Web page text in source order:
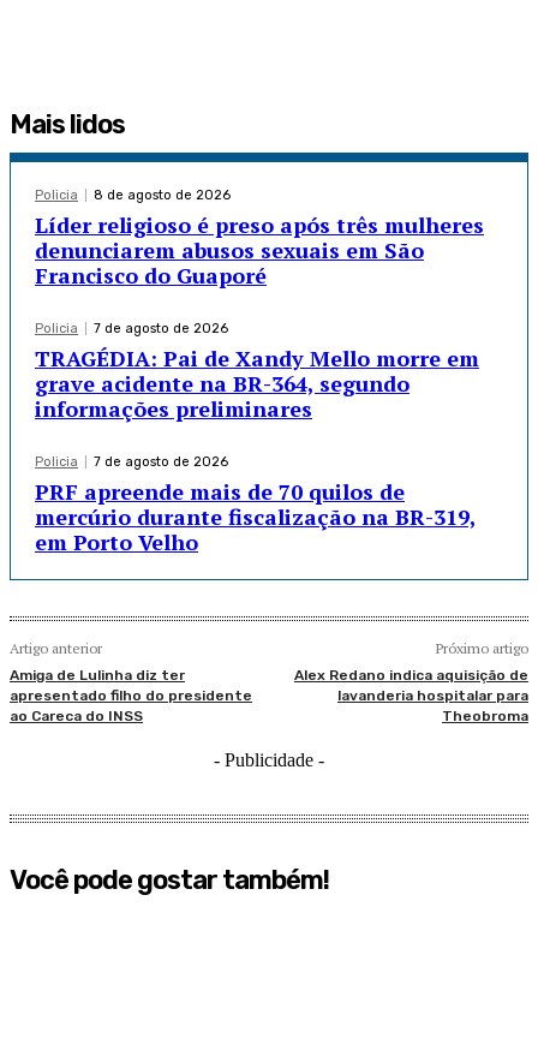
Mais lidos
Policia 8 de agosto de 2026
Líder religioso é preso após três mulheres
denunciarem abusos sexuais em São
Francisco do Guaporé
Policia 7 de agosto de 2026
TRAGÉDIA: Pai de Xandy Mello morre em
grave acidente na BR-364, segundo
informações preliminares
Policia 7 de agosto de 2026
PRF apreende mais de 70 quilos de
mercúrio durante fiscalização na BR-319,
em Porto Velho
Artigo anterior
Amiga de Lulinha diz ter
apresentado filho do presidente
ao Careca do INSS
Próximo artigo
Alex Redano indica aquisição de
lavanderia hospitalar para
Theobroma
- Publicidade -
Você pode gostar também!